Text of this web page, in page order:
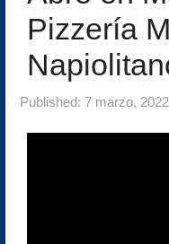
Pizzería
Published: 7 marzo, 2022